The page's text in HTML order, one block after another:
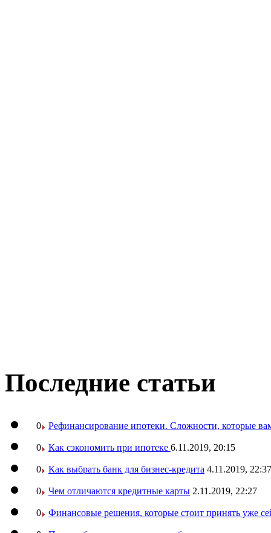
Последние статьи
0 Рефинансирование ипотеки. Сложности, которые
0 Как сэкономить при ипотеке 6.11.2019, 20:15
0 Как выбрать банк для бизнес-кредита 4.11.2019, 22:37
0 Чем отличаются кредитные карты 2.11.2019, 22:27
0 Финансовые решения, которые стоит принять уже